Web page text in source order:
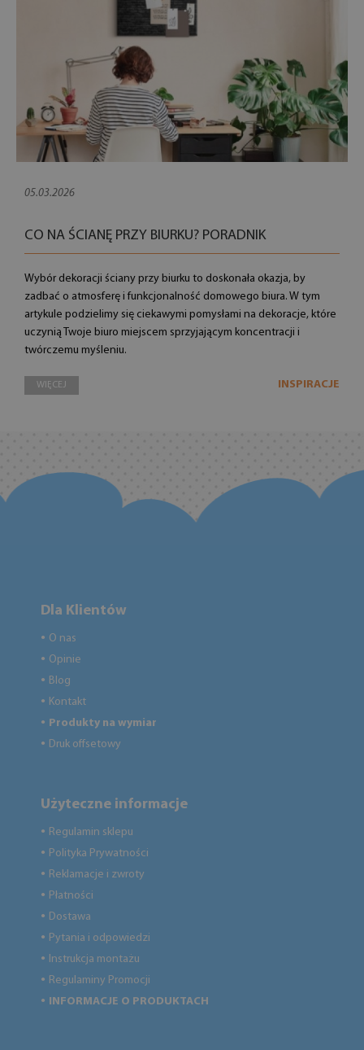
05.03.2026
CO NA ŚCIANĘ PRZY BIURKU? PORADNIK
Wybór dekoracji ściany przy biurku to doskonała okazja, by
zadbać o atmosferę i funkcjonalność domowego biura. W tym
artykule podzielimy się ciekawymi pomysłami na dekoracje, które
uczynią Twoje biuro miejscem sprzyjającym koncentracji i
twórczemu myśleniu.
WIĘCEJ INSPIRACJE
Dla Klientów
● O nas
● Opinie
● Blog
● Kontakt
● Produkty na wymiar
● Druk offsetowy
Użyteczne informacje
● Regulamin sklepu
● Polityka Prywatności
● Reklamacje i zwroty
● Płatności
● Dostawa
● Pytania i odpowiedzi
● Instrukcja montażu
● Regulaminy Promocji
● INFORMACJE O PRODUKTACH